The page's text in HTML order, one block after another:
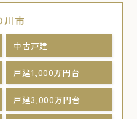
川市
中古戸建
戸建1,000万円台
戸建3,000万円台